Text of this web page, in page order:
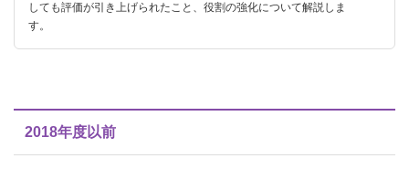
しても評価が引き上げられたこと、役割の強化について解説しま
す。
2018年度以前